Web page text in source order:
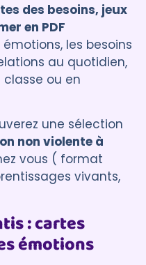
des besoins, jeux
en PDF
les besoins
au quotidien,
ou en
une sélection
non violente à
vous ( format
vivants,
: cartes
émotions